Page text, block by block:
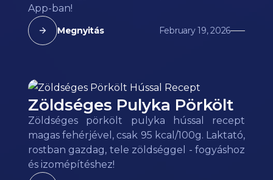
App-ban!
Megnyitás February 19, 2026
Zöldséges Pulyka Pörkölt
Zöldséges pörkölt pulyka hússal recept
magas fehérjével, csak 95 kcal/100g. Laktató,
rostban gazdag, tele zöldséggel - fogyáshoz
és izomépítéshez!